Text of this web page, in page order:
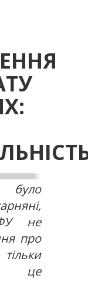
не
про
це